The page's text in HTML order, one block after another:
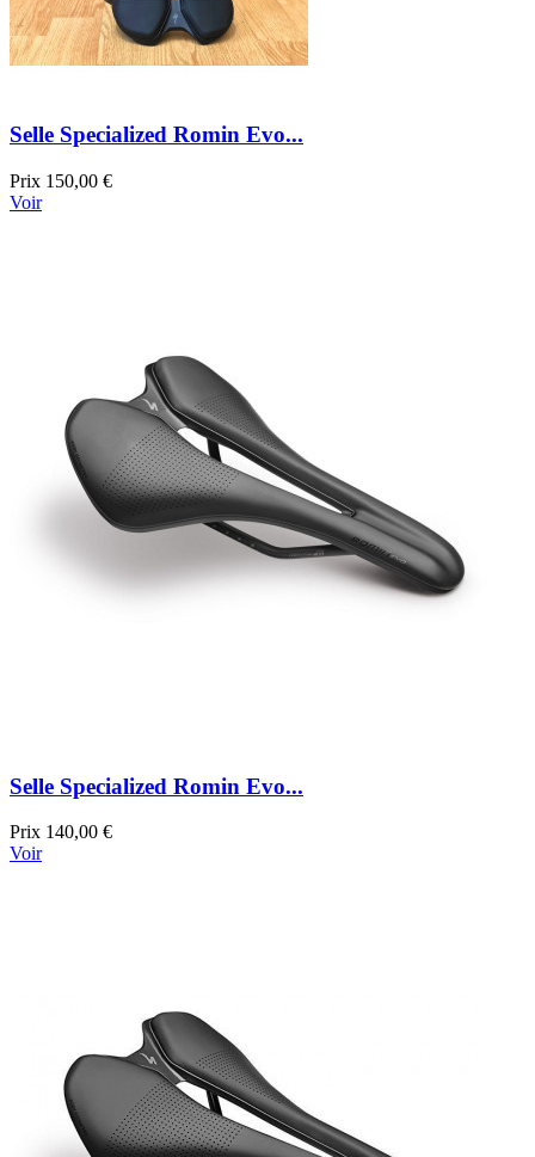
Selle Specialized Romin Evo...
Prix 150,00 €
Voir
Selle Specialized Romin Evo...
Prix 140,00 €
Voir